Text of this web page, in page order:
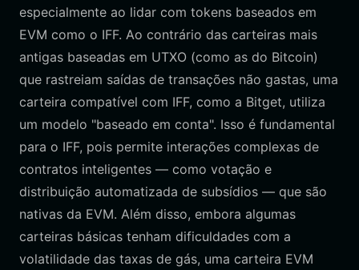
especialmente ao lidar com tokens baseados em
EVM como o IFF. Ao contrário das carteiras mais
antigas baseadas em UTXO (como as do Bitcoin)
que rastreiam saídas de transações não gastas, uma
carteira compatível com IFF, como a Bitget, utiliza
um modelo "baseado em conta". Isso é fundamental
para o IFF, pois permite interações complexas de
contratos inteligentes — como votação e
distribuição automatizada de subsídios — que são
nativas da EVM. Além disso, embora algumas
carteiras básicas tenham dificuldades com a
volatilidade das taxas de gás, uma carteira EVM